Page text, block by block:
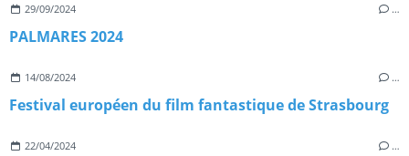
29/09/2024 …
PALMARES 2024
14/08/2024 …
Festival européen du film fantastique de Strasbourg
22/04/2024 …